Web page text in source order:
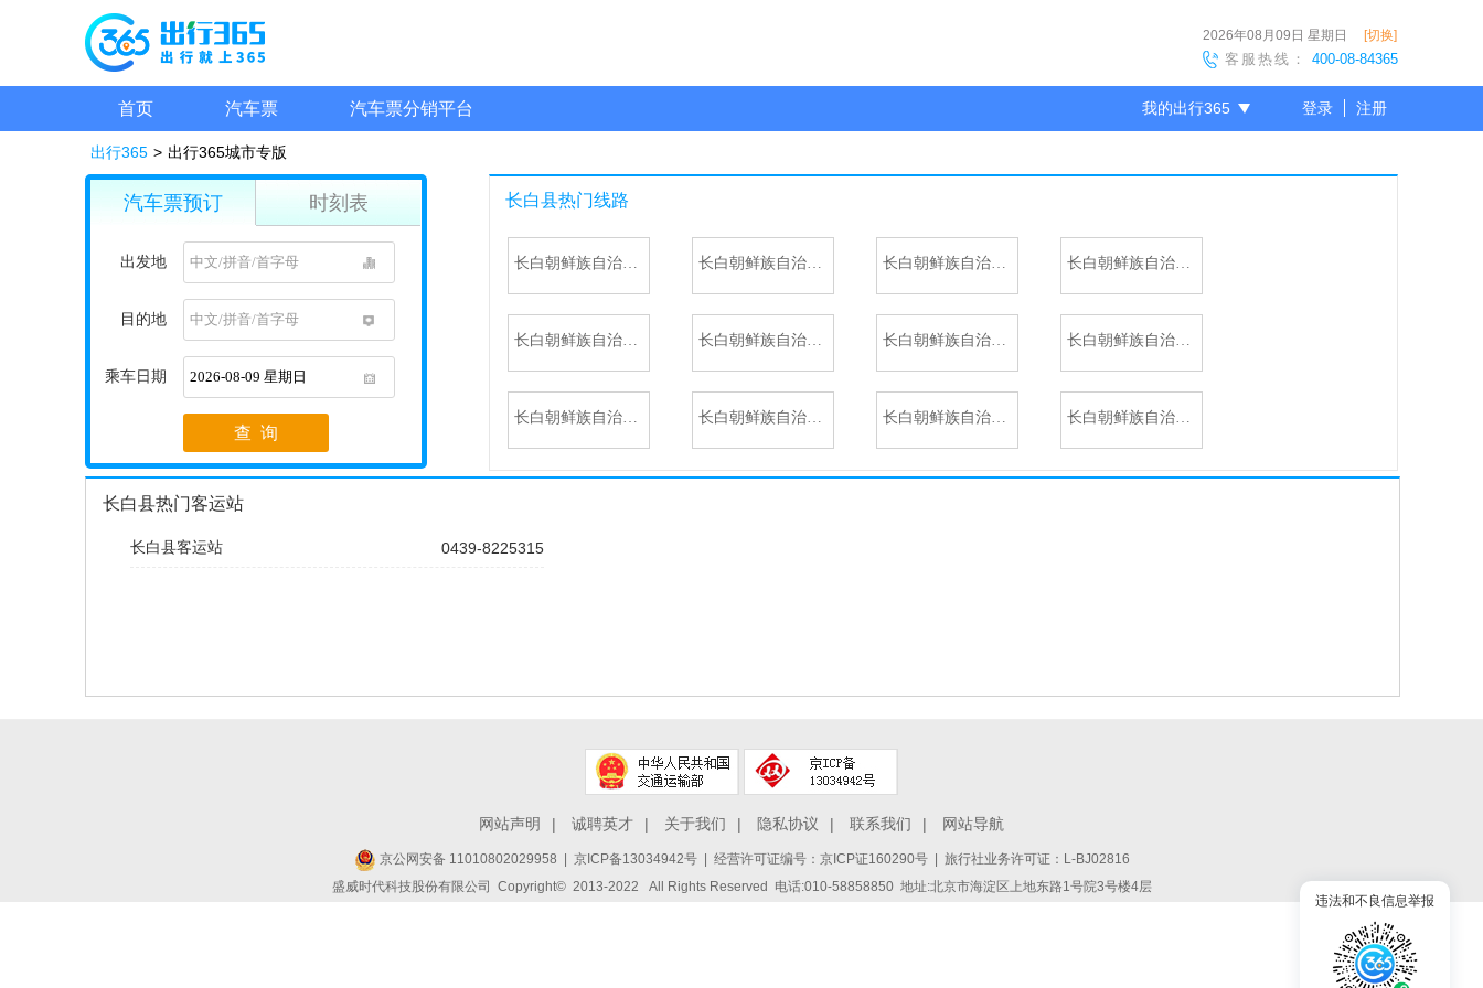
2026年08月09日 星期日 [切换]
客服热线： 400-08-84365
首页 汽车票 汽车票分销平台 我的出行365 登录 注册
出行365 > 出行365城市专版
汽车票预订 时刻表
出发地
目的地
1
乘车日期
1
查 询
长白县热门线路
长白朝鲜族自治县-长春 长白朝鲜族自治县-松江河 长白朝鲜族自治县-白山 长白朝鲜族自治县-梅河口
长白朝鲜族自治县-临江 长白朝鲜族自治县-靖宇 长白朝鲜族自治县-八道沟 长白朝鲜族自治县-延吉
长白朝鲜族自治县-抚松 长白朝鲜族自治县-抚南 长白朝鲜族自治县-金华乡 长白朝鲜族自治县-抚民
长白县热门客运站
长白县客运站 0439-8225315
网站声明 | 诚聘英才 | 关于我们 | 隐私协议 | 联系我们 | 网站导航
京公网安备 11010802029958 京ICP备13034942号| 经营许可证编号：京ICP证160290号 | 旅行社业务许可证：L-BJ02816
盛威时代科技股份有限公司 Copyright© 2013-2022 All Rights Reserved 电话:010-58858850 地址:北京市海淀区上地东路1号院3号楼4层
违法和不良信息举报